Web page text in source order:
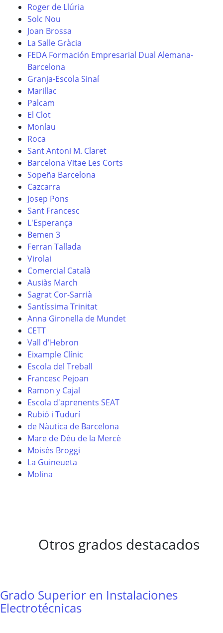
Roger de Llúria
Solc Nou
Joan Brossa
La Salle Gràcia
FEDA Formación Empresarial Dual Alemana-
Barcelona
Granja-Escola Sinaí
Marillac
Palcam
El Clot
Monlau
Roca
Sant Antoni M. Claret
Barcelona Vitae Les Corts
Sopeña Barcelona
Cazcarra
Josep Pons
Sant Francesc
L'Esperança
Bemen 3
Ferran Tallada
Virolai
Comercial Català
Ausiàs March
Sagrat Cor-Sarrià
Santíssima Trinitat
Anna Gironella de Mundet
CETT
Vall d'Hebron
Eixample Clínic
Escola del Treball
Francesc Pejoan
Ramon y Cajal
Escola d'aprenents SEAT
Rubió i Tudurí
de Nàutica de Barcelona
Mare de Déu de la Mercè
Moisès Broggi
La Guineueta
Molina
Otros grados destacados
Grado Superior en Instalaciones
Electrotécnicas